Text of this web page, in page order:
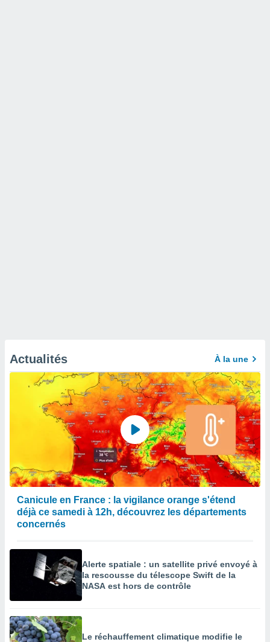
Actualités À la une
Canicule en France : la vigilance orange s'étend
déjà ce samedi à 12h, découvrez les départements
concernés
Alerte spatiale : un satellite privé envoyé à
la rescousse du télescope Swift de la
NASA est hors de contrôle
Le réchauffement climatique modifie le